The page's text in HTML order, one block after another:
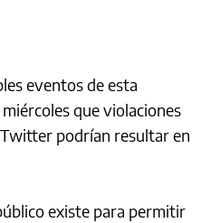
eventos de esta
que violaciones
podrían resultar en
existe para permitir